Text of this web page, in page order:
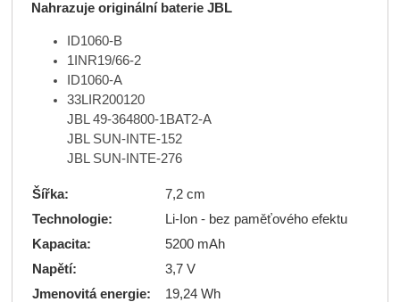
Nahrazuje originální baterie JBL
ID1060-B
1INR19/66-2
ID1060-A
33LIR200120
JBL 49-364800-1BAT2-A
JBL SUN-INTE-152
JBL SUN-INTE-276
Šířka:
7,2 cm
Technologie:
Li-Ion - bez paměťového efektu
Kapacita:
5200 mAh
Napětí:
3,7 V
Jmenovitá energie:
19,24 Wh